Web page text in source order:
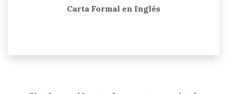
Carta Formal en Inglés